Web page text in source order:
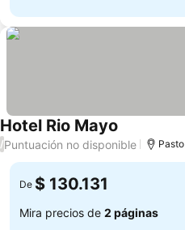
Hotel Rio Mayo
/Puntuación no disponible Pasto
De $ 130.131
Mira precios de 2 páginas